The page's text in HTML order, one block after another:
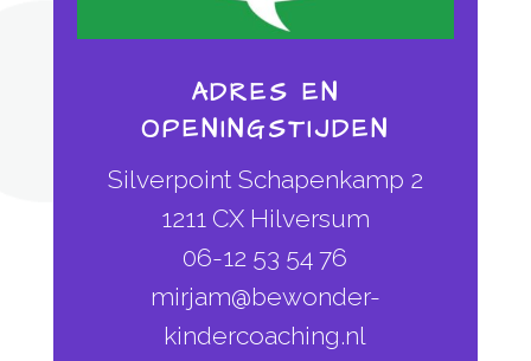
ADRES EN
OPENINGSTIJDEN
Silverpoint Schapenkamp 2
1211 CX Hilversum
06-12 53 54 76
mirjam@bewonder-
kindercoaching.nl